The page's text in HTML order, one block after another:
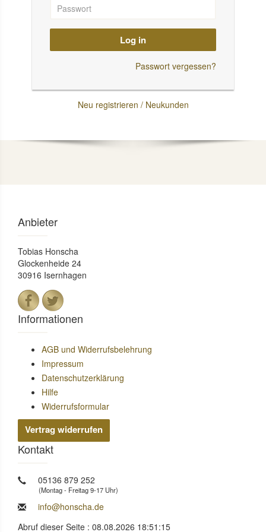
Log in
Passwort vergessen?
Neu registrieren / Neukunden
Anbieter
Tobias Honscha
Glockenheide 24
30916 Isernhagen
Informationen
AGB und Widerrufsbelehrung
Impressum
Datenschutzerklärung
Hilfe
Widerrufsformular
Vertrag widerrufen
Kontakt
05136 879 252
(Montag - Freitag 9-17 Uhr)
info@honscha.de
Abruf dieser Seite : 08.08.2026 18:51:15